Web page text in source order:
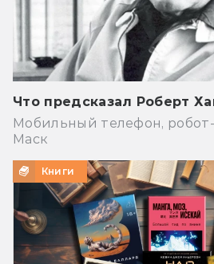
Что предсказал Роберт
Мобильный телефон,
Маск
Книги